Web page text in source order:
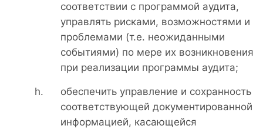
соответствии с программой аудита,
управлять рисками, возможностями и
проблемами (т.е. неожиданными
событиями) по мере их возникновения
при реализации программы аудита;
обеспечить управление и сохранность
соответствующей документированной
информацией, касающейся